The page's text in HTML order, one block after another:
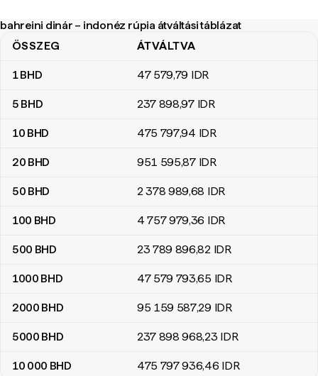
bahreini dinár – indonéz rúpia átváltási táblázat
bahreini dinár – indonéz rúpia átváltási táblázat
ÖSSZEG ÁTVÁLTVA
1BHD 47 579,79 IDR
5 BHD 237 898,97 IDR
10 BHD 475 797,94 IDR
20 BHD 951 595,87 IDR
50 BHD 2 378 989,68 IDR
100 BHD 4 757 979,36 IDR
500 BHD 23 789 896,82 IDR
1000 BHD 47 579 793,65 IDR
2000 BHD 95 159 587,29 IDR
5000 BHD 237 898 968,23 IDR
10 000 BHD 475 797 936,46 IDR